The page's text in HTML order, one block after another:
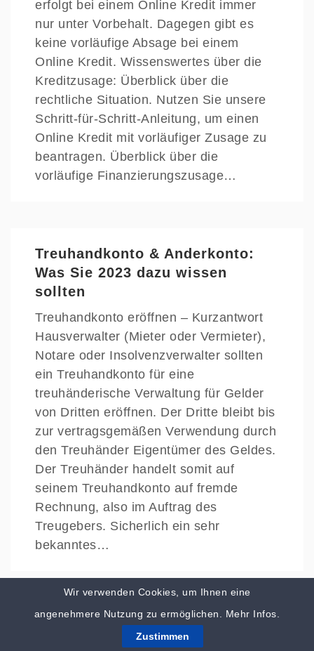
erfolgt bei einem Online Kredit immer
nur unter Vorbehalt. Dagegen gibt es
keine vorläufige Absage bei einem
Online Kredit. Wissenswertes über die
Kreditzusage: Überblick über die
rechtliche Situation. Nutzen Sie unsere
Schritt-für-Schritt-Anleitung, um einen
Online Kredit mit vorläufiger Zusage zu
beantragen. Überblick über die
vorläufige Finanzierungszusage…
Treuhandkonto & Anderkonto:
Was Sie 2023 dazu wissen
sollten
Treuhandkonto eröffnen – Kurzantwort
Hausverwalter (Mieter oder Vermieter),
Notare oder Insolvenzverwalter sollten
ein Treuhandkonto für eine
treuhänderische Verwaltung für Gelder
von Dritten eröffnen. Der Dritte bleibt bis
zur vertragsgemäßen Verwendung durch
den Treuhänder Eigentümer des Geldes.
Der Treuhänder handelt somit auf
seinem Treuhandkonto auf fremde
Rechnung, also im Auftrag des
Treugebers. Sicherlich ein sehr
bekanntes…
Geschäftskonto ohne SCHUFA –
Tipps zur Kontoeröffnung 2023
Wir verwenden Cookies, um Ihnen eine
angenehmere Nutzung zu ermöglichen. Mehr Infos.
Zustimmen